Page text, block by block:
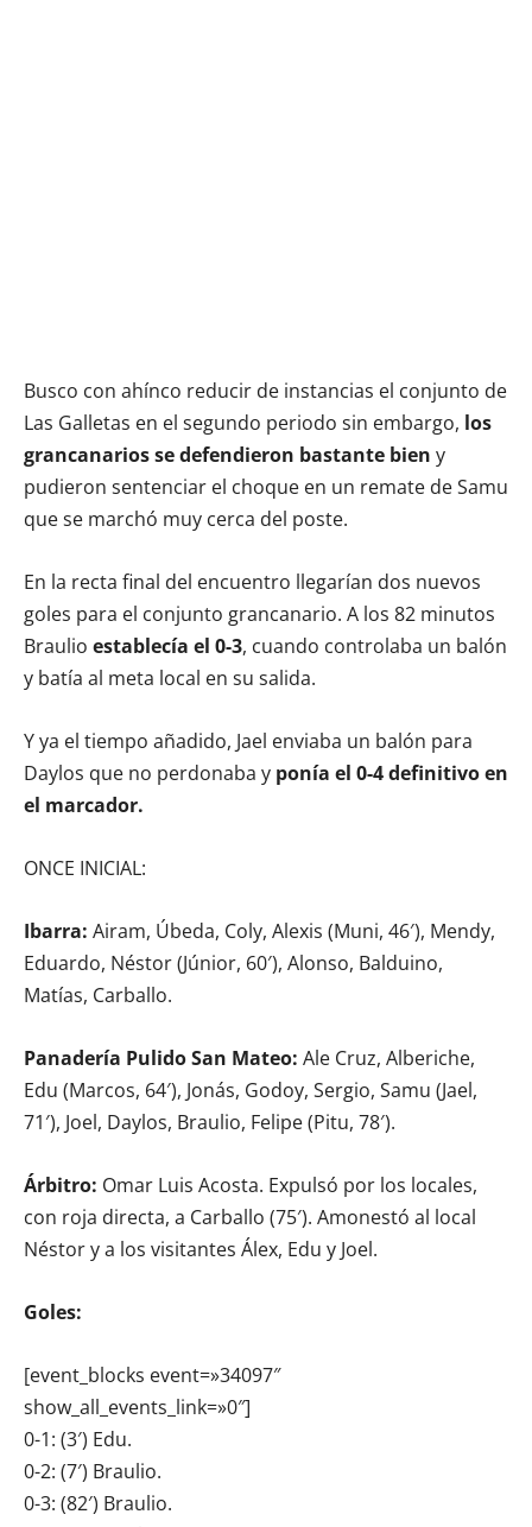
Busco con ahínco reducir de instancias el conjunto de
Las Galletas en el segundo periodo sin embargo, los
grancanarios se defendieron bastante bien y
pudieron sentenciar el choque en un remate de Samu
que se marchó muy cerca del poste.
En la recta final del encuentro llegarían dos nuevos
goles para el conjunto grancanario. A los 82 minutos
Braulio establecía el 0-3, cuando controlaba un balón
y batía al meta local en su salida.
Y ya el tiempo añadido, Jael enviaba un balón para
Daylos que no perdonaba y ponía el 0-4 definitivo en
el marcador.
ONCE INICIAL:
Ibarra: Airam, Úbeda, Coly, Alexis (Muni, 46′), Mendy,
Eduardo, Néstor (Júnior, 60′), Alonso, Balduino,
Matías, Carballo.
Panadería Pulido San Mateo: Ale Cruz, Alberiche,
Edu (Marcos, 64′), Jonás, Godoy, Sergio, Samu (Jael,
71′), Joel, Daylos, Braulio, Felipe (Pitu, 78′).
Árbitro: Omar Luis Acosta. Expulsó por los locales,
con roja directa, a Carballo (75′). Amonestó al local
Néstor y a los visitantes Álex, Edu y Joel.
Goles:
[event_blocks event=»34097″
show_all_events_link=»0″]
0-1: (3′) Edu.
0-2: (7′) Braulio.
0-3: (82′) Braulio.